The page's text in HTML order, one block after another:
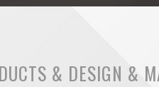
& DESIGN &